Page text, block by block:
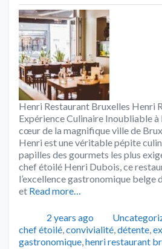
Henri Restaurant Bruxelles Henri
Expérience Culinaire Inoubliable à
cœur de la magnifique ville de
Henri est une véritable pépite
papilles des gourmets les plus
chef étoilé Henri Dubois, ce
l’excellence gastronomique belge
et Read more…
Publié2 years ago Catégories
chef étoilé,convivialité,détente,
gastronomique,henri restaurant